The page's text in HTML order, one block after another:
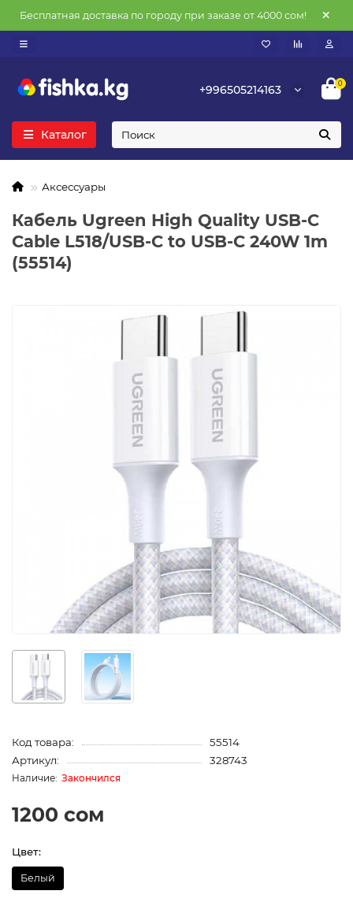
Бесплатная доставка по городу при заказе от 4000 сом!
+996505214163 0
Каталог
Аксессуары
Кабель Ugreen High Quality USB-C
Cable L518/USB-C to USB-C 240W 1m
(55514)
Код товара:
55514
Артикул:
328743
Закончился
1200 сом
Цвет:
Белый